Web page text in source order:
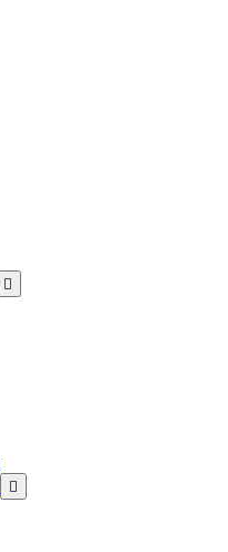

